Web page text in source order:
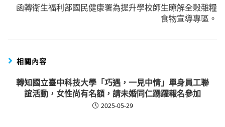
函轉衛生福利部國民健康署為提升學校師生瞭解全榖雜糧
食物宣導專區。
相關內容
轉知國立臺中科技大學「巧遇，一見中情」單身員工聯
誼活動，女性尚有名額，請未婚同仁踴躍報名參加
2025-05-29